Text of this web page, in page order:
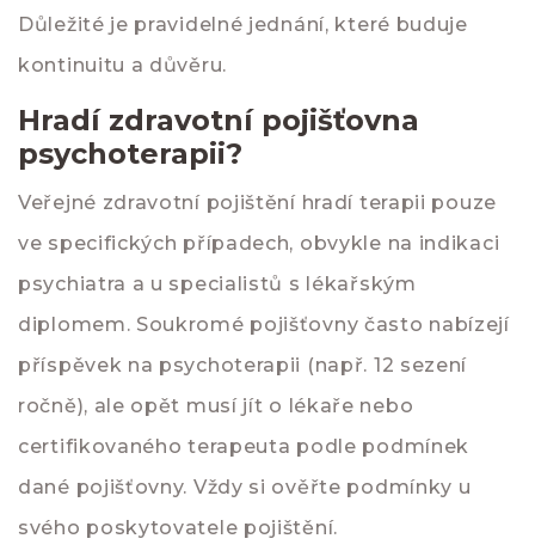
Důležité je pravidelné jednání, které buduje
kontinuitu a důvěru.
Hradí zdravotní pojišťovna
psychoterapii?
Veřejné zdravotní pojištění hradí terapii pouze
ve specifických případech, obvykle na indikaci
psychiatra a u specialistů s lékařským
diplomem. Soukromé pojišťovny často nabízejí
příspěvek na psychoterapii (např. 12 sezení
ročně), ale opět musí jít o lékaře nebo
certifikovaného terapeuta podle podmínek
dané pojišťovny. Vždy si ověřte podmínky u
svého poskytovatele pojištění.